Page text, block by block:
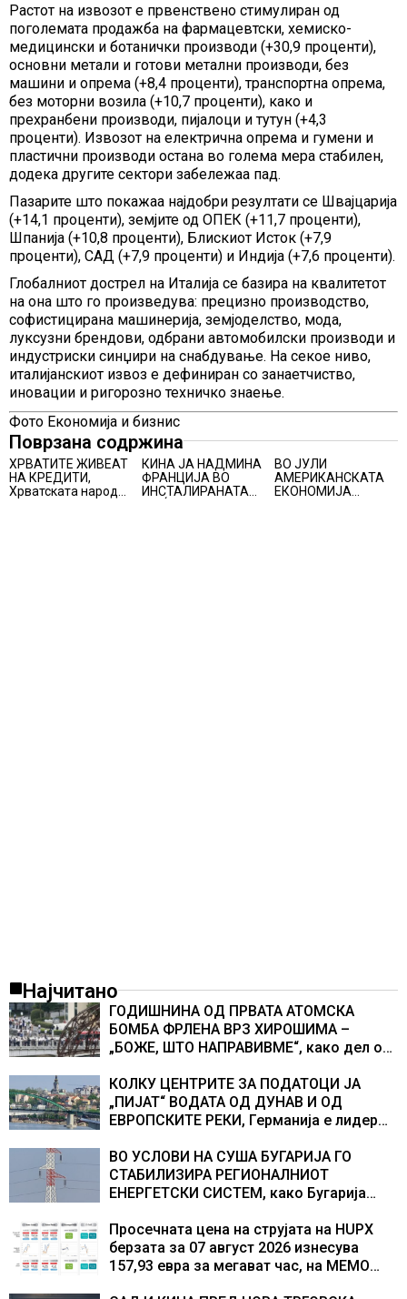
Растот на извозот е првенствено стимулиран од
поголемата продажба на фармацевтски, хемиско-
медицински и ботанички производи (+30,9 проценти),
основни метали и готови метални производи, без
машини и опрема (+8,4 проценти), транспортна опрема,
без моторни возила (+10,7 проценти), како и
прехранбени производи, пијалоци и тутун (+4,3
проценти). Извозот на електрична опрема и гумени и
пластични производи остана во голема мера стабилен,
додека другите сектори забележаа пад.
Пазарите што покажаа најдобри резултати се Швајцарија
(+14,1 проценти), земјите од ОПЕК (+11,7 проценти),
Шпанија (+10,8 проценти), Блискиот Исток (+7,9
проценти), САД (+7,9 проценти) и Индија (+7,6 проценти).
Глобалниот дострел на Италија се базира на квалитетот
на она што го произведува: прецизно производство,
софистицирана машинерија, земјоделство, мода,
луксузни брендови, одбрани автомобилски производи и
индустриски синџири на снабдување. На секое ниво,
италијанскиот извоз е дефиниран со занаетчиство,
иновации и ригорозно техничко знаење.
Фото Економија и бизнис
Поврзана содржина
ХРВАТИТЕ ЖИВЕАТ
НА КРЕДИТИ,
Хрватската народна
КИНА ЈА НАДМИНА
ФРАНЦИЈА ВО
ИНСТАЛИРАНАТА
ВО ЈУЛИ
АМЕРИКАНСКАТА
ЕКОНОМИЈА
Најчитано
ГОДИШНИНА ОД ПРВАТА АТОМСКА
БОМБА ФРЛЕНА ВРЗ ХИРОШИМА –
„БОЖЕ, ШТО НАПРАВИВМЕ“, како дел од
учесниците во бомбардирањето го
доживуваа овој настан што го промени
текот на историјата
КОЛКУ ЦЕНТРИТЕ ЗА ПОДАТОЦИ ЈА
„ПИЈАТ“ ВОДАТА ОД ДУНАВ И ОД
ЕВРОПСКИТЕ РЕКИ, Германија е лидер
центри за податоци
ВО УСЛОВИ НА СУША БУГАРИЈА ГО
СТАБИЛИЗИРА РЕГИОНАЛНИОТ
ЕНЕРГЕТСКИ СИСТЕМ, како Бугарија
складирање на енергија од батерии
Просечната цена на струјата на HUPX
берзата за 07 август 2026 изнесува
157,93 евра за мегават час, на МЕМО